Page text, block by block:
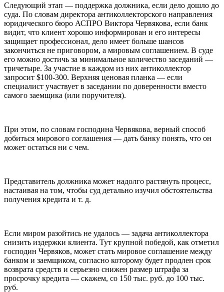
Следующий этап — поддержка должника, если дело дошло до
суда. По словам директора антиколлекторского направления
юридического бюро АСПРО Виктора Червякова, если банк
видит, что клиент хорошо информирован и его интересы
защищает профессионал, дело имеет больше шансов
закончиться не приговором, а мировым соглашением. В суде
его можно достичь за минимальное количество заседаний —
тричетыре. За участие в каждом из них антиколлектор
запросит $100-300. Верхняя ценовая планка — если
специалист участвует в заседании по доверенности вместо
самого заемщика (или поручителя).
При этом, по словам господина Червякова, верный способ
добиться мирового соглашения — дать банку понять, что он
может остаться ни с чем.
Представитель должника может надолго растянуть процесс,
настаивая на том, чтобы суд детально изучил обстоятельства
получения кредита и т. д.
Если миром разойтись не удалось — задача антиколлектора
снизить издержки клиента. Тут крупной победой, как отметил
господин Червяков, может стать мировое соглашение между
банком и заемщиком, согласно которому будет продлен срок
возврата средств и серьезно снижен размер штрафа за
просрочку кредита — скажем, со 150 тыс. руб. до 100 тыс.
руб.